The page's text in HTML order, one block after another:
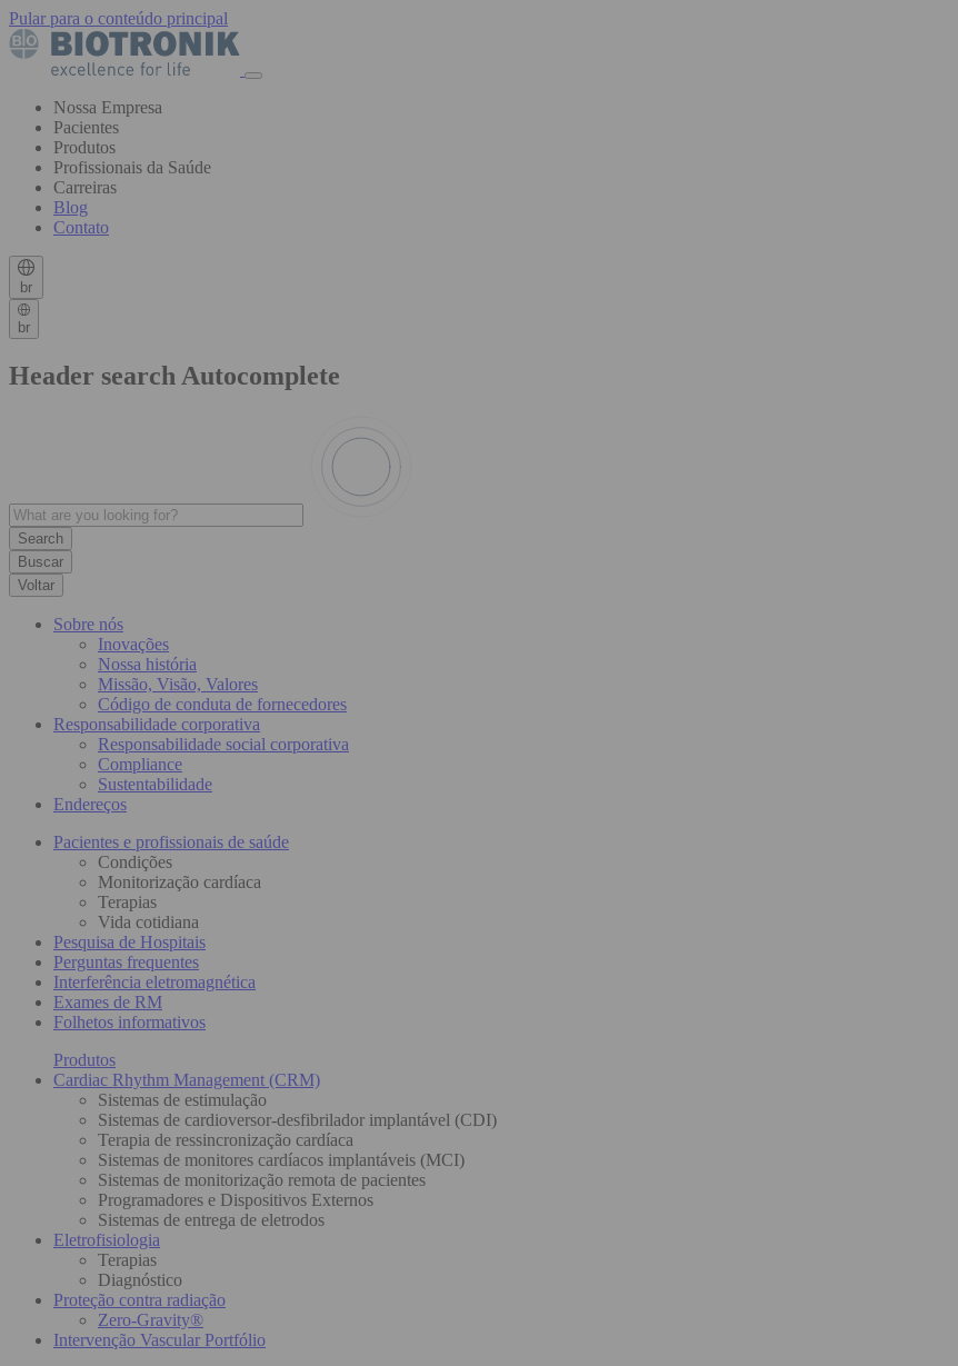
Pular para o conteúdo principal
Nossa Empresa
Pacientes
Produtos
Profissionais da Saúde
Carreiras
Blog
Contato
br
br
Header search Autocomplete
Buscar
Voltar
Sobre nós
Inovações
Nossa história
Missão, Visão, Valores
Código de conduta de fornecedores
Responsabilidade corporativa
Responsabilidade social corporativa
Compliance
Sustentabilidade
Endereços
Pacientes e profissionais de saúde
Condições
Monitorização cardíaca
Terapias
Vida cotidiana
Pesquisa de Hospitais
Perguntas frequentes
Interferência eletromagnética
Exames de RM
Folhetos informativos
Produtos
Cardiac Rhythm Management (CRM)
Sistemas de estimulação
Sistemas de cardioversor-desfibrilador implantável (CDI)
Terapia de ressincronização cardíaca
Sistemas de monitores cardíacos implantáveis (MCI)
Sistemas de monitorização remota de pacientes
Programadores e Dispositivos Externos
Sistemas de entrega de eletrodos
Eletrofisiologia
Terapias
Diagnóstico
Proteção contra radiação
Zero-Gravity®
Intervenção Vascular Portfólio